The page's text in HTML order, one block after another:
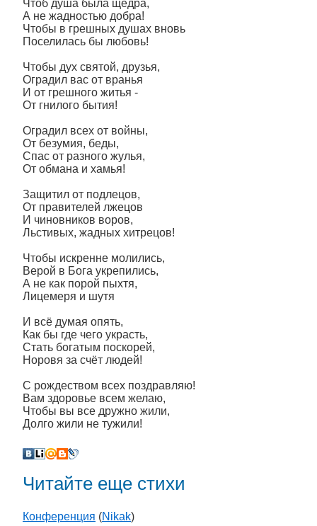
Чтоб душа была щедра,
А не жадностью добра!
Чтобы в грешных душах вновь
Поселилась бы любовь!
Чтобы дух святой, друзья,
Оградил вас от вранья
И от грешного житья -
От гнилого бытия!
Оградил всех от войны,
От безумия, беды,
Спас от разного жулья,
От обмана и хамья!
Защитил от подлецов,
От правителей лжецов
И чиновников воров,
Льстивых, жадных хитрецов!
Чтобы искренне молились,
Верой в Бога укрепились,
А не как порой пыхтя,
Лицемеря и шутя
И всё думая опять,
Как бы где чего украсть,
Стать богатым поскорей,
Норовя за счёт людей!
С рождеством всех поздравляю!
Вам здоровье всем желаю,
Чтобы вы все дружно жили,
Долго жили не тужили!
Читайте еще стихи
Конференция (Nikak)